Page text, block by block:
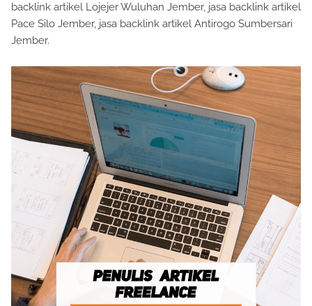
backlink artikel Lojejer Wuluhan Jember, jasa backlink artikel
Pace Silo Jember, jasa backlink artikel Antirogo Sumbersari
Jember.